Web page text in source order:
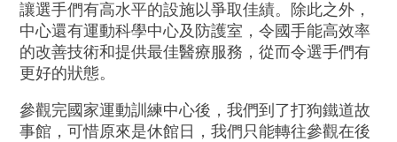
讓選手們有高水平的設施以爭取佳績。除此之外，
中心還有運動科學中心及防護室，令國手能高效率
的改善技術和提供最佳醫療服務，從而令選手們有
更好的狀態。
參觀完國家運動訓練中心後，我們到了打狗鐵道故
事館，可惜原來是休館日，我們只能轉往參觀在後